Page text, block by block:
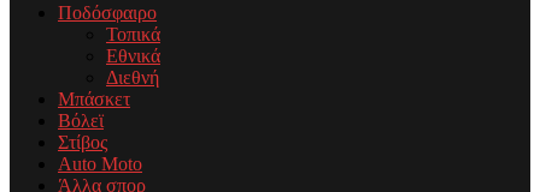
Ποδόσφαιρο
Τοπικά
Εθνικά
Διεθνή
Μπάσκετ
Βόλεϊ
Στίβος
Auto Moto
Άλλα σπορ